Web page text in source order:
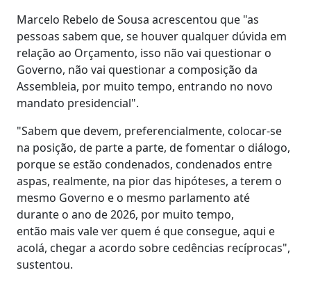
Marcelo Rebelo de Sousa acrescentou que "as
pessoas sabem que, se houver qualquer dúvida em
relação ao Orçamento, isso não vai questionar o
Governo, não vai questionar a composição da
Assembleia, por muito tempo, entrando no novo
mandato presidencial".
"Sabem que devem, preferencialmente, colocar-se
na posição, de parte a parte, de fomentar o diálogo,
porque se estão condenados, condenados entre
aspas, realmente, na pior das hipóteses, a terem o
mesmo Governo e o mesmo parlamento até
durante o ano de 2026, por muito tempo,
então mais vale ver quem é que consegue, aqui e
acolá, chegar a acordo sobre cedências recíprocas",
sustentou.